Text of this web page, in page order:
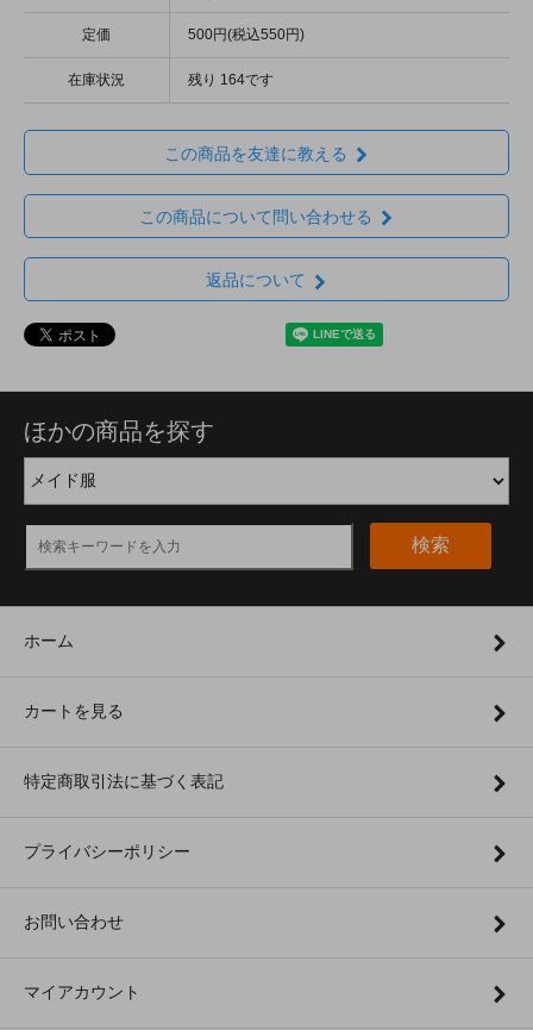
定価 500円(税込550円)
在庫状況 残り 164です
この商品を友達に教える
この商品について問い合わせる
返品について
ほかの商品を探す
検索
ホーム
カートを見る
特定商取引法に基づく表記
プライバシーポリシー
お問い合わせ
マイアカウント